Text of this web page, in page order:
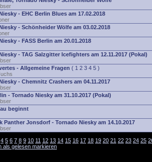
- EHC Berlin Blues am 17.02.2018
- Schönheider Wölfe am 03.02.2018
- FASS Berlin am 20.01.2018
- TAG Salzgitter Icefighters am 12.11.2017 (Pokal)
- Allgemeine Fragen ( 1 2 3 4 5 )
- Chemnitz Crashers am 04.11.2017
- Tornado Niesky am 31.10.2017 (Pokal)
beginnt
Panther Jonsdorf - Tornado Niesky am 14.10.2017
4 5 6 7 8 9 10 11 12 13 14 15 16 17 18 19 20 21 22 23 24 25
als gelesen markieren